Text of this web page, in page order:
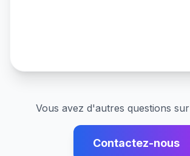
Vous avez d'autres questions sur
Contactez-nous